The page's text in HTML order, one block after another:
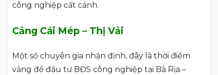
công nghiệp cất cánh.
Cảng Cái Mép – Thị Vải
Một số chuyên gia nhận định, đây là thời điểm
vàng để đầu tư BĐS công nghiệp tại Bà Rịa –